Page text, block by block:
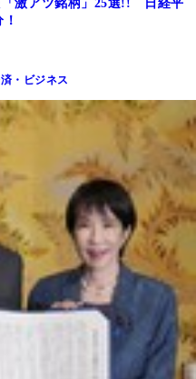
「激アツ銘柄」25選!! 日経平
・ビジネス